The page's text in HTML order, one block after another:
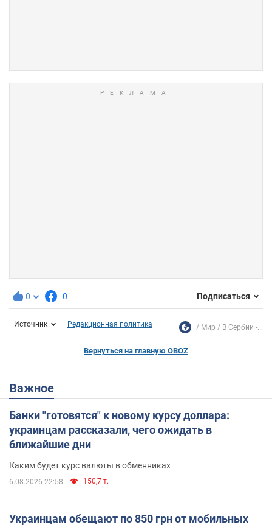
0 0 Подписаться
Источник Редакционная политика Мир В Сербии -...
Вернуться на главную OBOZ
Важное
Банки "готовятся" к новому курсу доллара:
украинцам рассказали, чего ожидать в
ближайшие дни
Каким будет курс валюты в обменниках
6.08.2026 22:58 150,7 т.
Украинцам обещают по 850 грн от мобильных